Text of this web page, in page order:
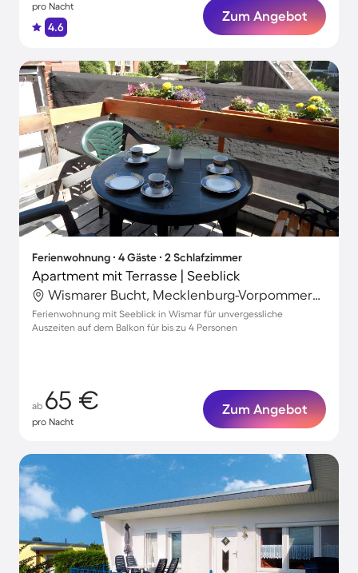
pro Nacht
4.6
Zum Angebot
Ferienwohnung ∙ 4 Gäste ∙ 2 Schlafzimmer
Apartment mit Terrasse | Seeblick
Wismarer Bucht, Mecklenburg-Vorpommern, Deutschland
Ferienwohnung mit Seeblick in Wismar für unvergessliche
Auszeiten auf dem Balkon für bis zu 4 Personen
ab 65 €
pro Nacht
Zum Angebot